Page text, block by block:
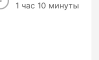
1 час 10 минуты